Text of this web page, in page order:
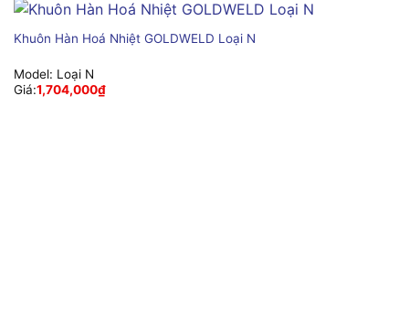
Khuôn Hàn Hoá Nhiệt GOLDWELD Loại N
Model: Loại N
Giá:1,704,000₫